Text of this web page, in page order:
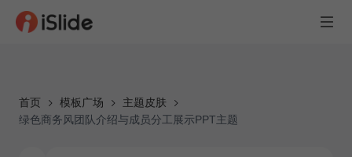
首页 模板广场
主题皮肤
绿色商务风团队介绍与成员分工展示PPT主题